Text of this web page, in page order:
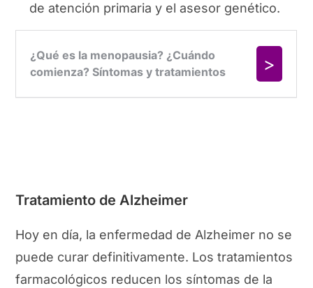
de atención primaria y el asesor genético.
Tratamiento de Alzheimer
Hoy en día, la enfermedad de Alzheimer no se
puede curar definitivamente. Los tratamientos
farmacológicos reducen los síntomas de la